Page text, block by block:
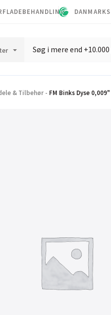
& Tilbehør - FM Binks Dyse